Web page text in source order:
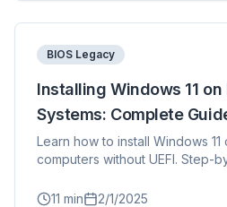
BIOS Legacy
Installing Windows 11 on
Systems: Complete
Learn how to install Windows 11
computers without UEFI. Step-
FlyOOBE.
11 min 2/1/2025